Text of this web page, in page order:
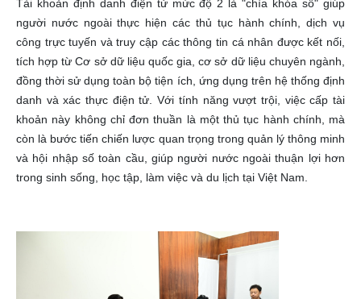
Tài khoản định danh điện tử mức độ 2 là "chìa khóa số" giúp
người nước ngoài thực hiện các thủ tục hành chính, dịch vụ
công trực tuyến và truy cập các thông tin cá nhân được kết nối,
tích hợp từ Cơ sở dữ liệu quốc gia, cơ sở dữ liệu chuyên ngành,
đồng thời sử dụng toàn bộ tiện ích, ứng dụng trên hệ thống định
danh và xác thực điện tử. Với tính năng vượt trội, việc cấp tài
khoản này không chỉ đơn thuần là một thủ tục hành chính, mà
còn là bước tiến chiến lược quan trọng trong quản lý thông minh
và hội nhập số toàn cầu, giúp người nước ngoài thuận lợi hơn
trong sinh sống, học tập, làm việc và du lịch tại Việt Nam.